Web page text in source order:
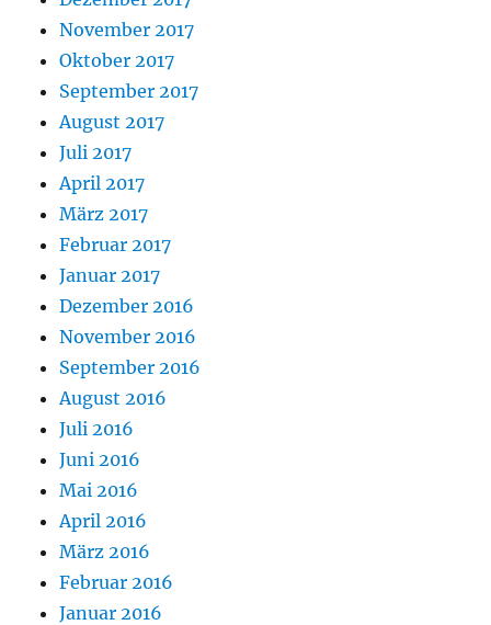
November 2017
Oktober 2017
September 2017
August 2017
Juli 2017
April 2017
März 2017
Februar 2017
Januar 2017
Dezember 2016
November 2016
September 2016
August 2016
Juli 2016
Juni 2016
Mai 2016
April 2016
März 2016
Februar 2016
Januar 2016